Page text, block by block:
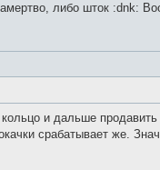
либо шток :dnk:
и дальше
срабатывает же.